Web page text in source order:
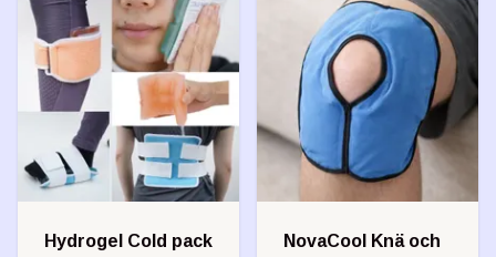
Hydrogel Cold pack
NovaCool Knä och